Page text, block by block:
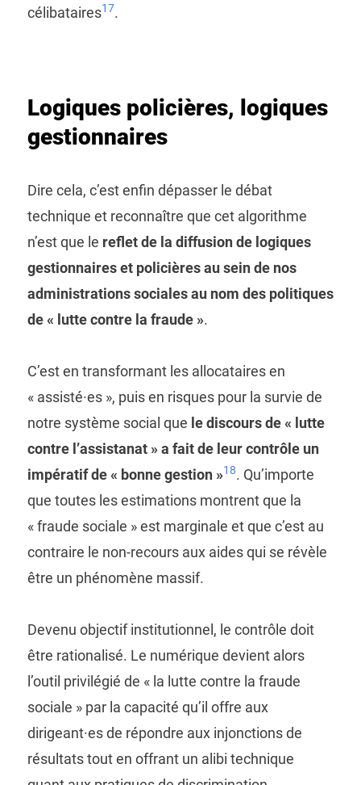
célibataires17.
Logiques policières, logiques
gestionnaires
Dire cela, c’est enfin dépasser le débat
technique et reconnaître que cet algorithme
n’est que le reflet de la diffusion de logiques
gestionnaires et policières au sein de nos
administrations sociales au nom des politiques
de « lutte contre la fraude ».
C’est en transformant les allocataires en
« assisté·es », puis en risques pour la survie de
notre système social que le discours de « lutte
contre l’assistanat » a fait de leur contrôle un
impératif de « bonne gestion »18. Qu’importe
que toutes les estimations montrent que la
« fraude sociale » est marginale et que c’est au
contraire le non-recours aux aides qui se révèle
être un phénomène massif.
Devenu objectif institutionnel, le contrôle doit
être rationalisé. Le numérique devient alors
l’outil privilégié de « la lutte contre la fraude
sociale » par la capacité qu’il offre aux
dirigeant·es de répondre aux injonctions de
résultats tout en offrant un alibi technique